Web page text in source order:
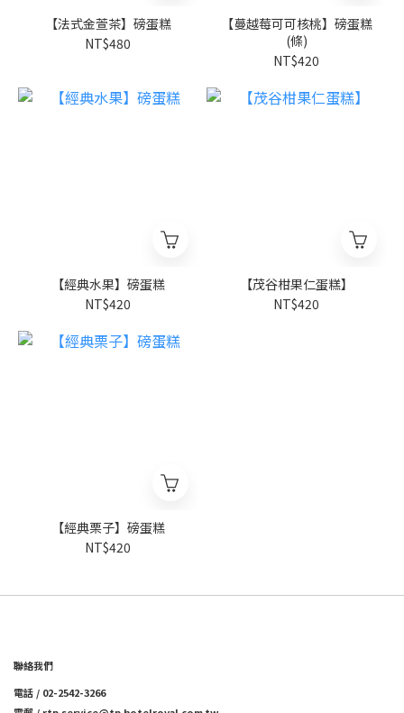
【法式金萱茶】磅蛋糕
NT$480
【蔓越莓可可核桃】磅蛋糕
(條)
NT$420
【經典水果】磅蛋糕
NT$420
【茂谷柑果仁蛋糕】
NT$420
【經典栗子】磅蛋糕
NT$420
聯絡我們
電話 / 02-2542-3266